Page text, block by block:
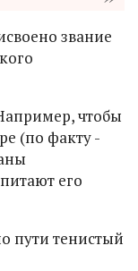
звание
чтобы
(по факту -
его
пути тенистый